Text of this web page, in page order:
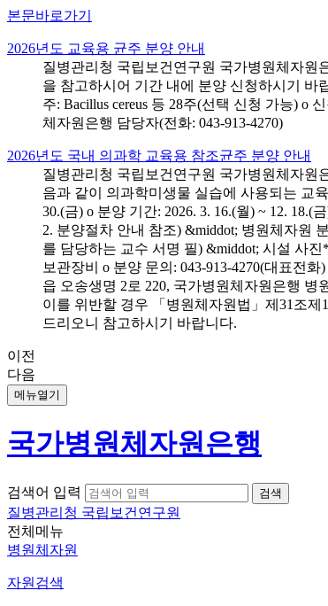
본문바로가기
2026년도 교육용 균주 분양 안내
질병관리청 국립보건연구원 국가병원체자원
을 참고하시어 기간 내에 분양 신청하시기 바
주: Bacillus cereus 등 28주(선택 신청 가능) o
체자원은행 담당자(전화: 043-913-4270)
2026년도 국내 의과학 교육용 참조균주 분양 안내
질병관리청 국립보건연구원 국가병원체자원
음과 같이 의과학미생물 실습에 사용되는 교
30.(금) o 분양 기간: 2026. 3. 16.(월) ~ 12.
2. 분양절차 안내 참조) &middot; 병원체자원
를 담당하는 교수 서명 필) &middot; 시설 사
보관장비 o 분양 문의: 043-913-4270(대표전
읍 오송생명 2로 220, 국가병원체자원은행
이를 위반할 경우 「병원체자원법」제31조
드리오니 참고하시기 바랍니다.
이전
다음
메뉴열기
국가병원체자원은행
검색어 입력
질병관리청 국립보건연구원
전체메뉴
병원체자원
자원검색